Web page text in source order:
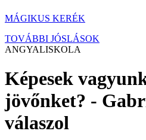
MÁGIKUS KERÉK
TOVÁBBI JÓSLÁSOK
ANGYALISKOLA
Képesek
jövőnket? -
válaszol